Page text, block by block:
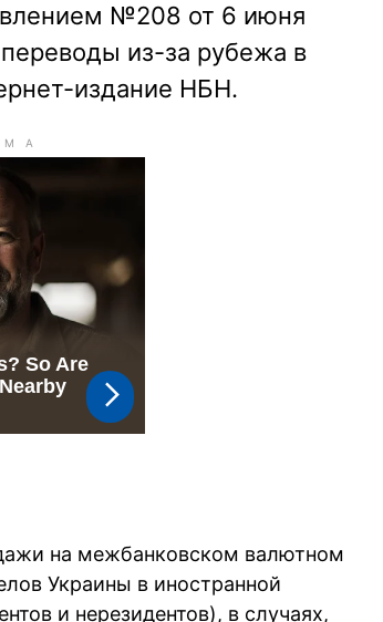
№208 от 6 июня
из-за рубежа в
издание НБН.
на межбанковском валютном
Украины в иностранной
и нерезидентов), в случаях,